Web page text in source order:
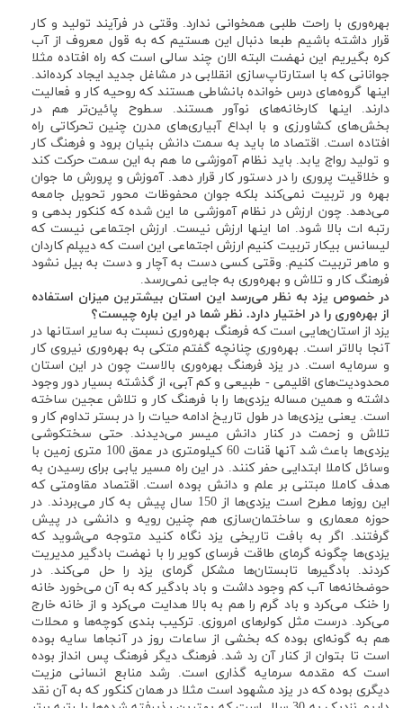
بهره‌وری با راحت طلبی همخوانی ندارد. وقتی در فرآیند تولید و کار
قرار داشته باشیم طبعا دنبال این هستیم که به قول معروف از آب
کره بگیریم این نهضت البته الان چند سالی است که راه افتاده مثلا
جوانانی که با استارتاپ‌سازی انقلابی در مشاغل جدید ایجاد کرده‌اند.
اینها گروه‌های درس خوانده بانشاطی هستند که روحیه کار و فعالیت
دارند. اینها کارخانه‌های نوآور هستند. سطوح پائین‌تر هم در
بخش‌های کشاورزی و با ابداع آبیاری‌های مدرن چنین تحرکاتی راه
افتاده است. اقتصاد ما باید به سمت دانش بنیان برود و فرهنگ کار
و تولید رواج یابد. باید نظام آموزشی ما هم به این سمت حرکت کند
و خلاقیت پروری را در دستور کار قرار دهد. آموزش و پرورش ما جوان
بهره ور تربیت نمی‌کند بلکه جوان محفوظات محور تحویل جامعه
می‌دهد. چون ارزش در نظام آموزشی ما این شده که کنکور بدهی و
رتبه ات بالا شود. اما اینها ارزش نیست. ارزش اجتماعی نیست که
لیسانس بیکار تربیت کنیم ارزش اجتماعی این است که دیپلم کاردان
و ماهر تربیت کنیم. وقتی کسی دست به آچار و دست به بیل نشود
فرهنگ کار و تلاش و بهره‌وری به جایی نمی‌رسد.
در خصوص یزد به نظر می‌رسد این استان بیشترین میزان استفاده
از بهره‌وری را در اختیار دارد. نظر شما در این باره چیست؟
یزد از استان‌هایی است که فرهنگ بهره‌وری نسبت به سایر استانها در
آنجا بالاتر است. بهره‌وری چنانچه گفتم متکی به بهره‌وری نیروی کار
و سرمایه است. در یزد فرهنگ بهره‌وری بالاست چون در این استان
محدودیت‌های اقلیمی - طبیعی و کم آبی، از گذشته بسیار دور وجود
داشته و همین مساله یزدی‌ها را با فرهنگ کار و تلاش عجین ساخته
است. یعنی یزدی‌ها در طول تاریخ ادامه حیات را در بستر تداوم کار و
تلاش و زحمت در کنار دانش میسر می‌دیدند. حتی سختکوشی
یزدی‌ها باعث شد آنها قنات 60 کیلومتری در عمق 100 متری زمین با
وسائل کاملا ابتدایی حفر کنند. در این راه مسیر یابی برای رسیدن به
هدف کاملا مبتنی بر علم و دانش بوده است. اقتصاد مقاومتی که
این روزها مطرح است یزدی‌ها از 150 سال پیش به کار می‌بردند. در
حوزه معماری و ساختمان‌سازی هم چنین رویه و دانشی در پیش
گرفتند. اگر به بافت تاریخی یزد نگاه کنید متوجه می‌شوید که
یزدی‌ها چگونه گرمای طاقت فرسای کویر را با نهضت بادگیر مدیریت
کردند. بادگیرها تابستان‌ها مشکل گرمای یزد را حل می‌کند. در
حوضخانه‌ها آب کم وجود داشت و باد بادگیر که به آن می‌خورد خانه
را خنک می‌کرد و باد گرم را هم به بالا هدایت می‌کرد و از خانه خارج
می‌کرد. درست مثل کولرهای امروزی. ترکیب بندی کوچه‌ها و محلات
هم به گونه‌ای بوده که بخشی از ساعات روز در آنجاها سایه بوده
است تا بتوان از کنار آن رد شد. فرهنگ دیگر فرهنگ پس انداز بوده
است که مقدمه سرمایه گذاری است. رشد منابع انسانی مزیت
دیگری بوده که در یزد مشهود است مثلا در همان کنکور که به آن نقد